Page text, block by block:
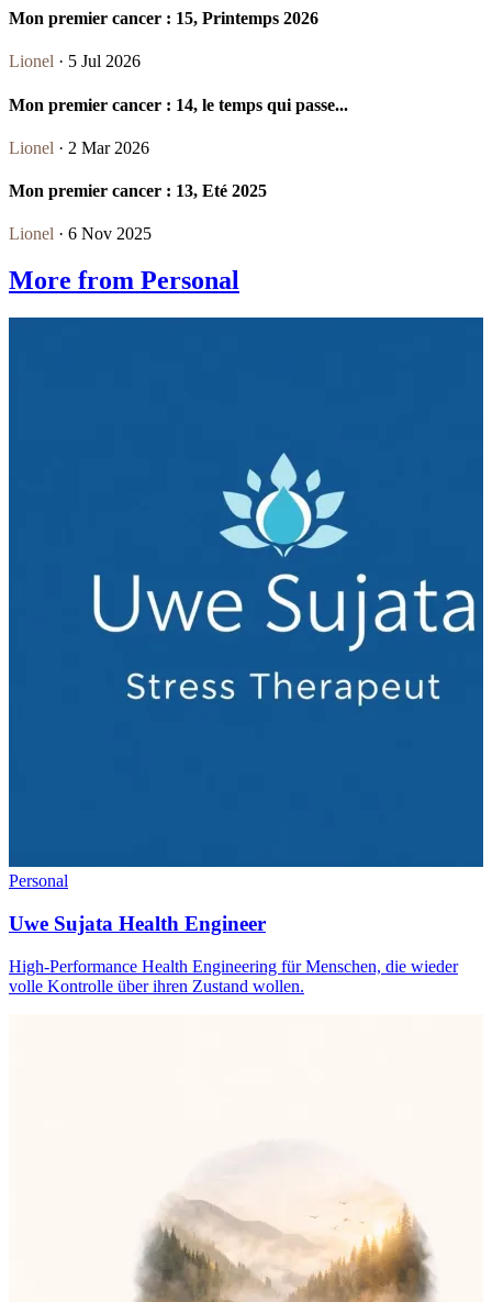
Mon premier cancer : 15, Printemps 2026
Lionel · 5 Jul 2026
Mon premier cancer : 14, le temps qui passe...
Lionel · 2 Mar 2026
Mon premier cancer : 13, Eté 2025
Lionel · 6 Nov 2025
More from Personal
Personal
Uwe Sujata Health Engineer
High-Performance Health Engineering für Menschen, die wieder
volle Kontrolle über ihren Zustand wollen.